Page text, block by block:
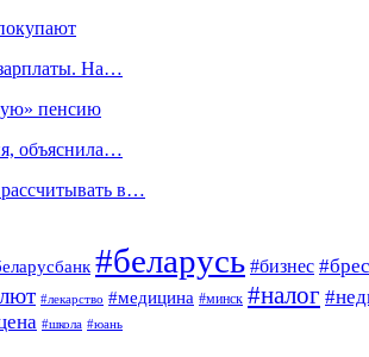
На…
пенсию
объяснила…
в…
#беларусь #бизнес
#лекарство #медицина #минск #налог
#школа #юань